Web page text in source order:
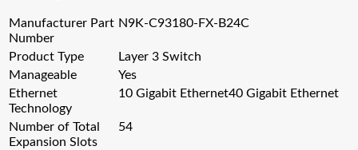
Manufacturer Part
Number
N9K-C93180-FX-B24C
Product Type
Layer 3 Switch
Manageable
Yes
Ethernet
Technology
10 Gigabit Ethernet40 Gigabit Ethernet
Number of Total
Expansion Slots
54